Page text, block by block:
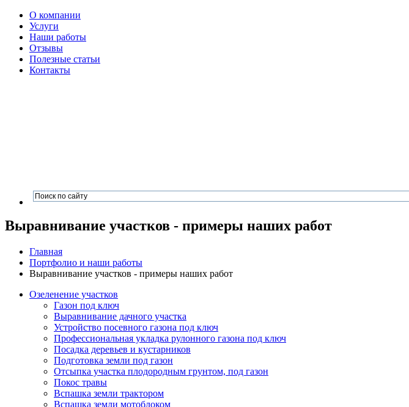
О компании
Услуги
Наши работы
Отзывы
Полезные статьи
Контакты
Выравнивание участков - примеры наших работ
Главная
Портфолио и наши работы
Выравнивание участков - примеры наших работ
Озеленение участков
Газон под ключ
Выравнивание дачного участка
Устройство посевного газона под ключ
Профессиональная укладка рулонного газона под ключ
Посадка деревьев и кустарников
Подготовка земли под газон
Отсыпка участка плодородным грунтом, под газон
Покос травы
Вспашка земли трактором
Вспашка земли мотоблоком